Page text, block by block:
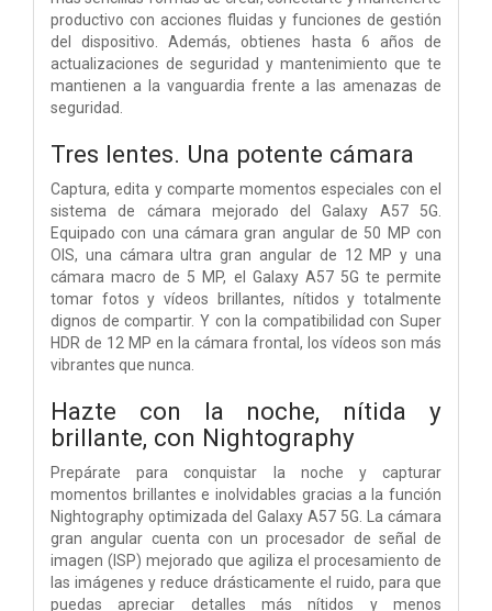
productivo con acciones fluidas y funciones de gestión
del dispositivo. Además, obtienes hasta 6 años de
actualizaciones de seguridad y mantenimiento que te
mantienen a la vanguardia frente a las amenazas de
seguridad.
Tres lentes. Una potente cámara
Captura, edita y comparte momentos especiales con el
sistema de cámara mejorado del Galaxy A57 5G.
Equipado con una cámara gran angular de 50 MP con
OIS, una cámara ultra gran angular de 12 MP y una
cámara macro de 5 MP, el Galaxy A57 5G te permite
tomar fotos y vídeos brillantes, nítidos y totalmente
dignos de compartir. Y con la compatibilidad con Super
HDR de 12 MP en la cámara frontal, los vídeos son más
vibrantes que nunca.
Hazte con la noche, nítida y
brillante, con Nightography
Prepárate para conquistar la noche y capturar
momentos brillantes e inolvidables gracias a la función
Nightography optimizada del Galaxy A57 5G. La cámara
gran angular cuenta con un procesador de señal de
imagen (ISP) mejorado que agiliza el procesamiento de
las imágenes y reduce drásticamente el ruido, para que
puedas apreciar detalles más nítidos y menos